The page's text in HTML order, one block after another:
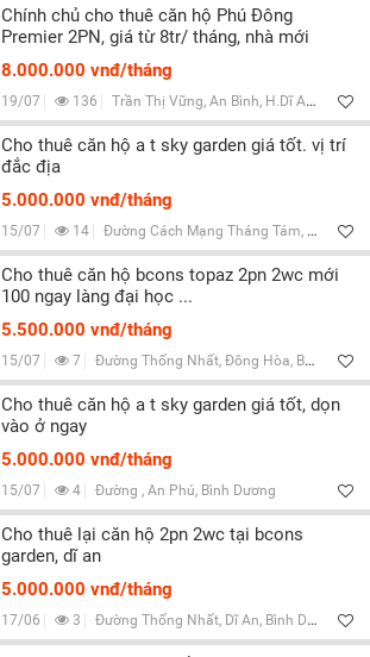
Chính chủ cho thuê căn hộ Phú Đông
Premier 2PN, giá từ 8tr/ tháng, nhà mới
8.000.000 vnđ/tháng
19/07 136 Trần Thị Vững, An Bình, H.Dĩ An, Bình Dương
Cho thuê căn hộ a t sky garden giá tốt. vị trí
đắc địa
5.000.000 vnđ/tháng
15/07 14 Đường Cách Mạng Tháng Tám, Lái Thiêu, Bình Dương
Cho thuê căn hộ bcons topaz 2pn 2wc mới
100 ngay làng đại học ...
5.500.000 vnđ/tháng
15/07 7 Đường Thống Nhất, Đông Hòa, Bình Dương
Cho thuê căn hộ a t sky garden giá tốt, dọn
vào ở ngay
5.000.000 vnđ/tháng
15/07 4 Đường , An Phú, Bình Dương
Cho thuê lại căn hộ 2pn 2wc tại bcons
garden, dĩ an
5.000.000 vnđ/tháng
17/06 3 Đường Thống Nhất, Dĩ An, Bình Dương